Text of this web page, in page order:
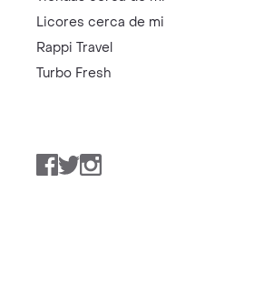
Licores cerca de mi
Rappi Travel
Turbo Fresh
Facebook
TwitterInstagram